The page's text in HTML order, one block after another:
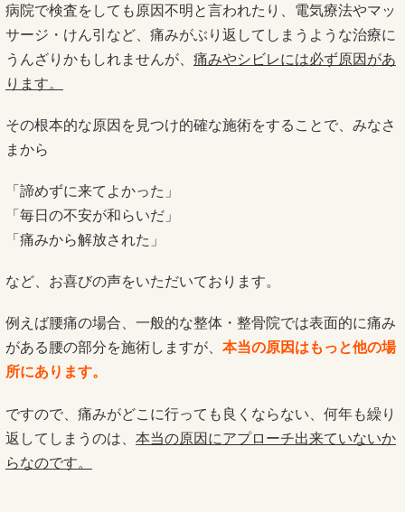
病院で検査をしても原因不明と言われたり、電気療法やマッ
サージ・けん引など、痛みがぶり返してしまうような治療に
うんざりかもしれませんが、 痛みやシビレには必ず原因があ
ります。
その根本的な原因を見つけ的確な施術をすることで、みなさ
まから
「諦めずに来てよかった」
「毎日の不安が和らいだ」
「痛みから解放された」
など、お喜びの声をいただいております。
例えば腰痛の場合、一般的な整体・整骨院では表面的に痛み
がある腰の部分を施術しますが、 本当の原因はもっと他の場
所にあります。
ですので、痛みがどこに行っても良くならない、何年も繰り
返してしまうのは、 本当の原因にアプローチ出来ていないか
らなのです。